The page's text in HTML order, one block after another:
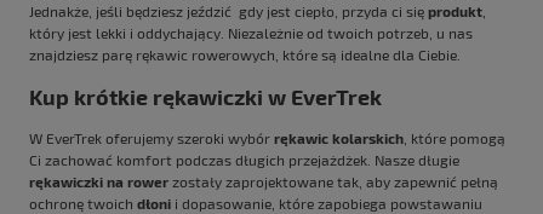
Jednakże, jeśli będziesz jeździć gdy jest ciepło, przyda ci się produkt
który jest lekki i oddychający. Niezależnie od twoich potrzeb, u nas
znajdziesz parę rękawic rowerowych, które są idealne dla Ciebie.
Kup krótkie rękawiczki w EverTrek
W EverTrek oferujemy szeroki wybór rękawic kolarskich , które pomogą
Ci zachować komfort podczas długich przejażdżek. Nasze długie
rękawiczki na rower zostały zaprojektowane tak, aby zapewnić pełną
ochronę twoich dłoni i dopasowanie, które zapobiega powstawaniu